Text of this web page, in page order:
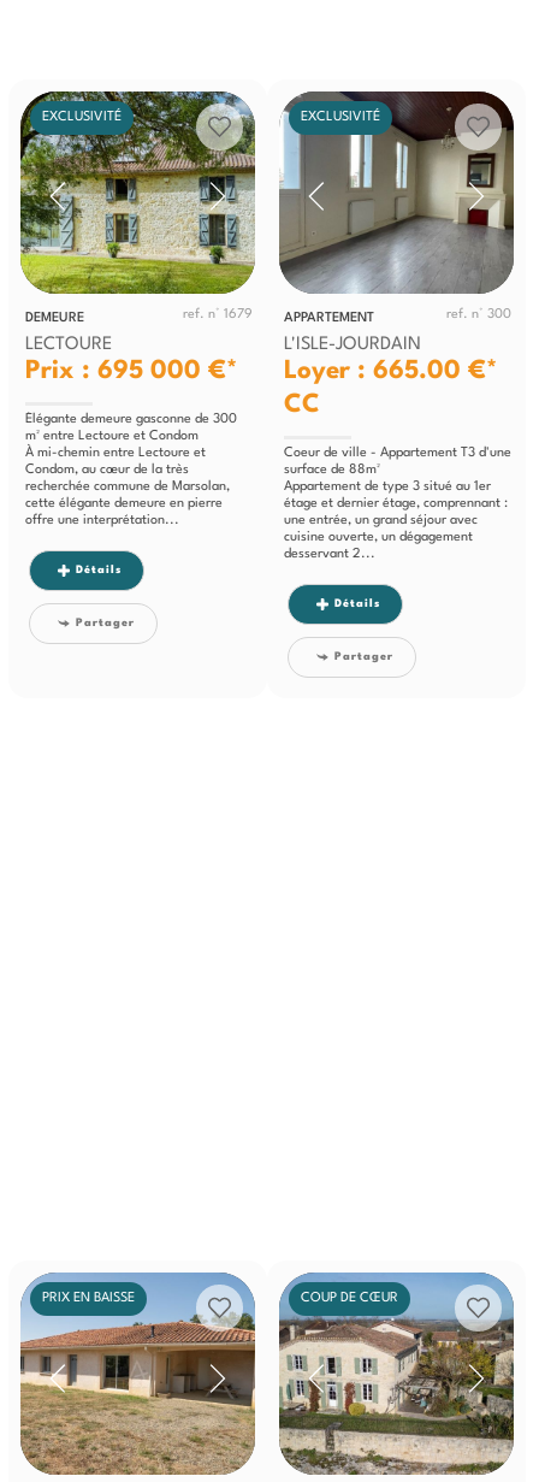
EXCLUSIVITÉ
DEMEURE ref. n° 1679
LECTOURE
Prix : 695 000 €*
Élégante demeure gasconne de 300
m² entre Lectoure et Condom
À mi-chemin entre Lectoure et
Condom, au cœur de la très
recherchée commune de Marsolan,
cette élégante demeure en pierre
offre une interprétation...
Détails
Partager
EXCLUSIVITÉ
APPARTEMENT ref. n° 300
L'ISLE-JOURDAIN
Loyer : 665.00 €*
CC
Coeur de ville - Appartement T3 d'une
surface de 88m²
Appartement de type 3 situé au 1er
étage et dernier étage, comprennant :
une entrée, un grand séjour avec
cuisine ouverte, un dégagement
desservant 2...
Détails
Partager
PRIX EN BAISSE COUP DE CŒUR